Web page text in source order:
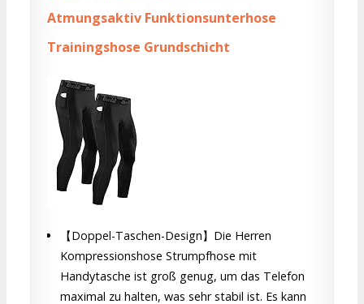
Atmungsaktiv Funktionsunterhose
Trainingshose Grundschicht
【Doppel-Taschen-Design】Die Herren
Kompressionshose Strumpfhose mit
Handytasche ist groß genug, um das Telefon
maximal zu halten, was sehr stabil ist. Es kann